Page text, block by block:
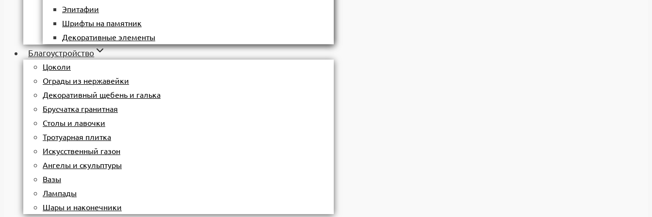
Эпитафии
Шрифты на памятник
Декоративные элементы
Благоустройство
Цоколи
Ограды из нержавейки
Декоративный щебень и галька
Брусчатка гранитная
Столы и лавочки
Тротуарная плитка
Искусственный газон
Ангелы и скульптуры
Вазы
Лампады
Шары и наконечники